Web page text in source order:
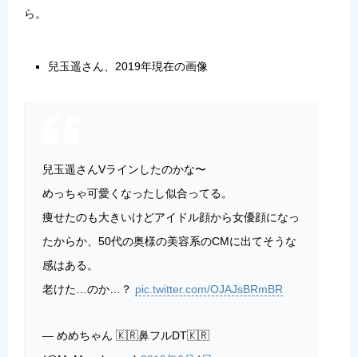
ら。
兒玉遥さん、2019年現在の画像
兒玉遥さんVラインしたのかな〜
めっちゃ可愛くなったし似合ってる。
痩せたのも大きいけどアイドル顔から女優顔になっ
たからか、50代の奥様の美容系のCMに出てそうな
感はある。
老けた…のか…？ pic.twitter.com/OJAJsBRmBR
— めめちゃん 🇰🇷鼻フルDT🇰🇷